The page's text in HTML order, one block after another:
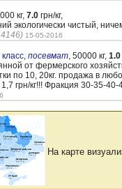
кг, 7.0 грн/кг,
экологически чистый,
15-05-2016
посевмат, 50000 кг, 1.0
от фермерского
по 10, 20кг. продажа в
грн/кг!!! Фракция 30-35-
На карте